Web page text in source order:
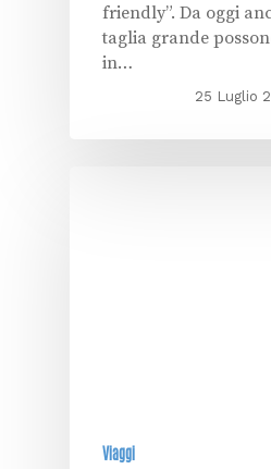
friendly”. Da oggi
taglia grande
in…
25 Luglio
Viaggi